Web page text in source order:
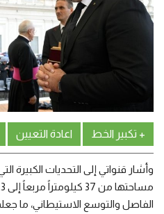
+ تكبير الخط اعادة التعيين
وأشار قنواتي إلى التحديات الكبيرة
الفاصل والتوسع الاستيطاني، ما